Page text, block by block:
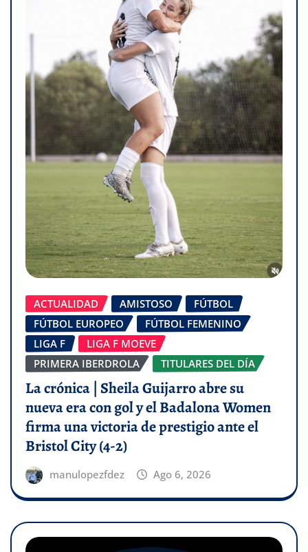
ACTUALIDAD AMISTOSO
FÚTBOL
FÚTBOL EUROPEO
FÚTBOL FEMENINO
LIGA F
LIGA F MOEVE
PRIMERA IBERDROLA
TITULARES DEL DÍA
La crónica | Sheila Guijarro abre su
nueva era con gol y el Badalona Women
firma una victoria de prestigio ante el
Bristol City (4-2)
manulopezfdez Ago 6, 2026